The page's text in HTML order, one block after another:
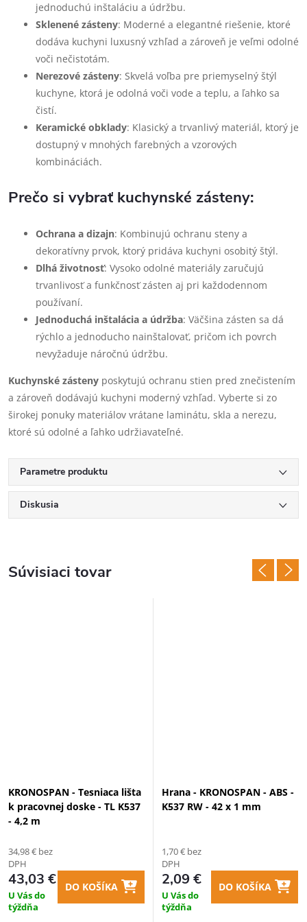
jednoduchú inštaláciu a údržbu.
Sklenené zásteny: Moderné a elegantné riešenie, ktoré
dodáva kuchyni luxusný vzhľad a zároveň je veľmi odolné
voči nečistotám.
Nerezové zásteny: Skvelá voľba pre priemyselný štýl
kuchyne, ktorá je odolná voči vode a teplu, a ľahko sa
čistí.
Keramické obklady: Klasický a trvanlivý materiál, ktorý je
dostupný v mnohých farebných a vzorových
kombináciách.
Prečo si vybrať kuchynské zásteny:
Ochrana a dizajn: Kombinujú ochranu steny a
dekoratívny prvok, ktorý pridáva kuchyni osobitý štýl.
Dlhá životnosť: Vysoko odolné materiály zaručujú
trvanlivosť a funkčnosť zásten aj pri každodennom
používaní.
Jednoduchá inštalácia a údržba: Väčšina zásten sa dá
rýchlo a jednoducho nainštalovať, pričom ich povrch
nevyžaduje náročnú údržbu.
Kuchynské zásteny poskytujú ochranu stien pred znečistením
a zároveň dodávajú kuchyni moderný vzhľad. Vyberte si zo
širokej ponuky materiálov vrátane laminátu, skla a nerezu,
ktoré sú odolné a ľahko udržiavateľné.
Parametre produktu
Diskusia
Súvisiaci tovar
KRONOSPAN - Tesniaca lišta
k pracovnej doske - TL K537
- 4,2 m
34,98 € bez
DPH
43,03 €
U Vás do
týždňa
DO KOŠÍKA
Hrana - KRONOSPAN - ABS -
K537 RW - 42 x 1 mm
1,70 € bez
DPH
2,09 €
U Vás do
týždňa
DO KOŠÍKA